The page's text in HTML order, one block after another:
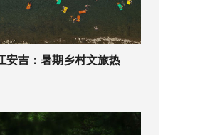
安吉：暑期乡村文旅热